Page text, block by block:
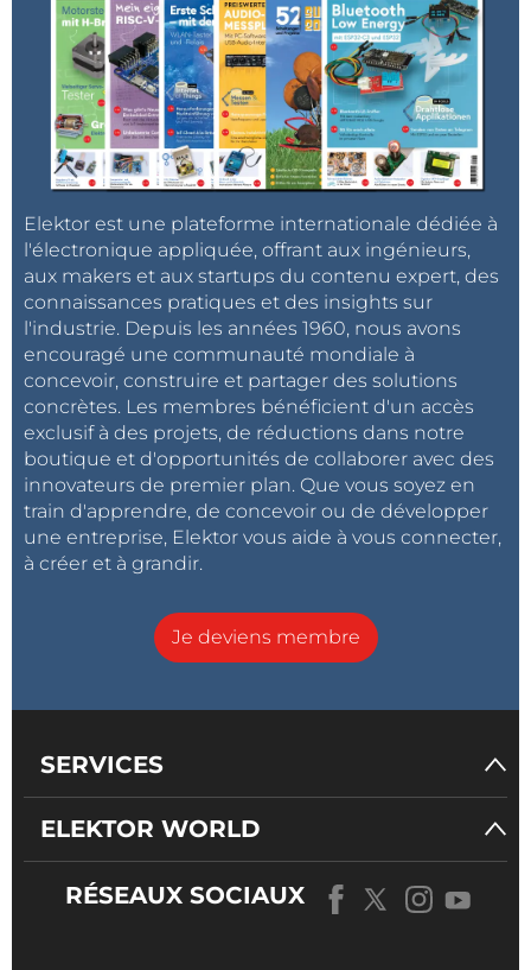
Elektor est une plateforme internationale dédiée à
l'électronique appliquée, offrant aux ingénieurs,
aux makers et aux startups du contenu expert, des
connaissances pratiques et des insights sur
l'industrie. Depuis les années 1960, nous avons
encouragé une communauté mondiale à
concevoir, construire et partager des solutions
concrètes. Les membres bénéficient d'un accès
exclusif à des projets, de réductions dans notre
boutique et d'opportunités de collaborer avec des
innovateurs de premier plan. Que vous soyez en
train d'apprendre, de concevoir ou de développer
une entreprise, Elektor vous aide à vous connecter,
à créer et à grandir.
Je deviens membre
SERVICES
ELEKTOR WORLD
RÉSEAUX SOCIAUX